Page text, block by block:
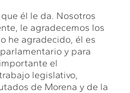
él le da. Nosotros
le agradecemos los
he agradecido, él es
y para
el
legislativo,
de Morena y de la